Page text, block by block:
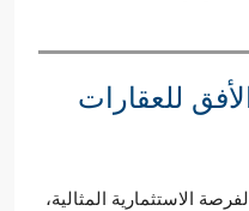
للعقارات
الاستثمارية المثالية،